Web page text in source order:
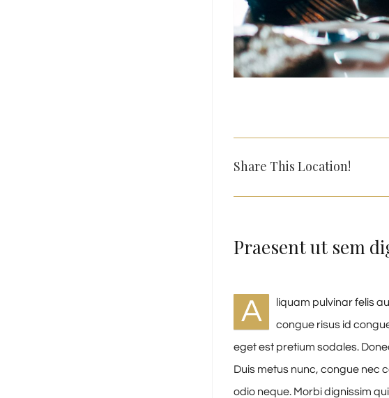
Share This Location!
Praesent ut sem
A
liquam pulvinar felis
congue risus id
eget est pretium sodales.
Duis metus nunc, congue nec
odio neque. Morbi dignissim